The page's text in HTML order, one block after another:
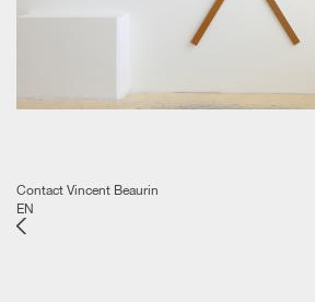
Contact Vincent Beaurin
EN